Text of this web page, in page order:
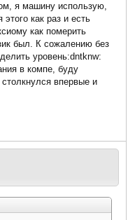
я машину использую,
как раз и есть
как померить
был. К сожалению без
уровень:dntknw:
в компе, буду
впервые и